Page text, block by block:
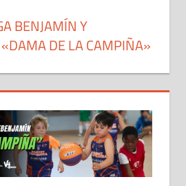
BENJAMÍN Y
DE LA CAMPIÑA»